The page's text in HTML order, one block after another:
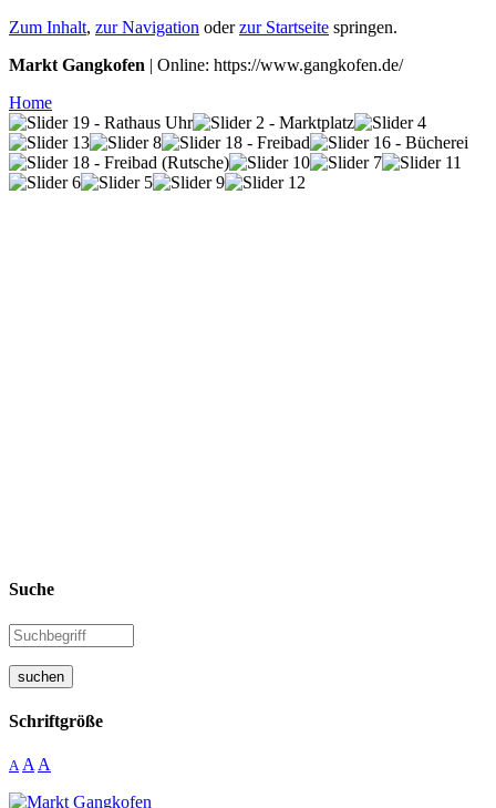
Zum Inhalt, zur Navigation oderzur Startseite springen.
Markt Gangkofen | Online: https://www.gangkofen.de/
Home
Suche
suchen
Schriftgröße
A A A